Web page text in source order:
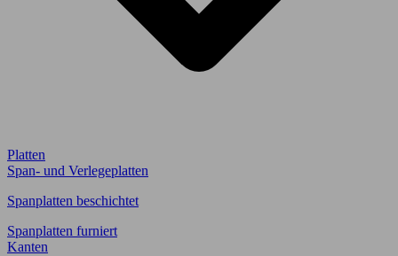
Platten
Span- und Verlegeplatten
Spanplatten beschichtet
Spanplatten furniert
Kanten